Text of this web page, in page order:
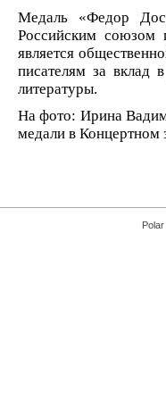
Медаль «Федор
Российским союзом
является
писателям за вклад
литературы.
На фото: Ирина
медали в Концертном